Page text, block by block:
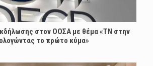
στον ΟΟΣΑ με θέμα «ΤΝ στην
το πρώτο κύμα»